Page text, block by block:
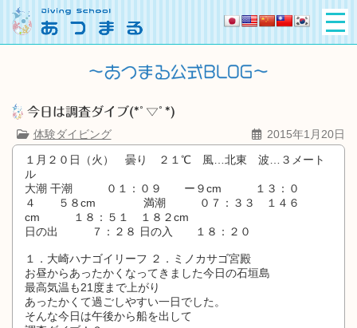
今日は調査ダイブ(*ﾟ▽ﾟ*)
体験ダイビング
2015年1月20日
１月２０日（火） 曇り ２１℃ 風…北東 波…３メート
ル
大潮 干潮 ０１：０９ ー９cm １３：０
４ ５８cm 満潮 ０７：３３ １４６
cm １８：５１ １８２cm
日の出 ７：２８ 日の入 １８：２０
１．大崎ハナゴイリーフ ２．ミノカサゴ宮殿
お昼からあったかくなってきました今日の石垣島
最高気温も21度まで上がり
あったかくて過ごしやすい一日でした。
そんな今日は午後から船を出して